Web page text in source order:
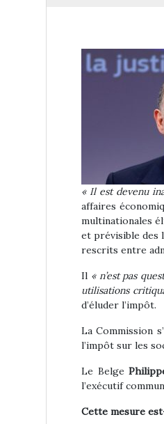
« Il est devenu
affaires
multinationales
et prévisible des
rescrits entre
Il « n’est pas
utilisations
d’éluder l’impôt.
La Commission
l’impôt sur les
Le Belge
l’exécutif
Cette mesure